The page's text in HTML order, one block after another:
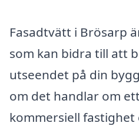
Fasadtvätt i Brösarp
som kan bidra till att
utseendet på din
om det handlar om
kommersiell